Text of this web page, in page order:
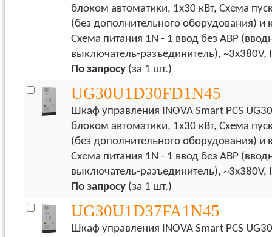
блоком автоматики, 1х30 кВт, Схема
(без дополнительного оборудования) и
Схема питания 1N - 1 ввод без АВР
выключатель-разъединитель), ~3x380V,
По запросу (за 1 шт.)
UG30U1D30FD1N45
Шкаф управления INOVA Smart PCS
блоком автоматики, 1х30 кВт, Схема
(без дополнительного оборудования)
Схема питания 1N - 1 ввод без АВР
выключатель-разъединитель), ~3x380V,
По запросу (за 1 шт.)
UG30U1D37FA1N45
Шкаф управления INOVA Smart PCS